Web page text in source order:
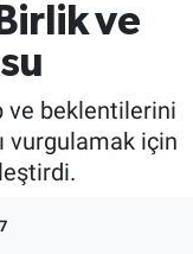
ve
ve beklentilerini
vurgulamak için